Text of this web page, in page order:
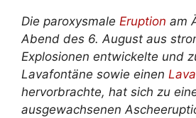
Die paroxysmale Eruption am
Abend des 6. August aus
Explosionen entwickelte und
Lavafontäne sowie einen
hervorbrachte, hat sich zu
ausgewachsenen